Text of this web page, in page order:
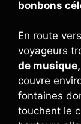
bonbons
En route
voyageurs
de
couvre
fontaines
touchent le